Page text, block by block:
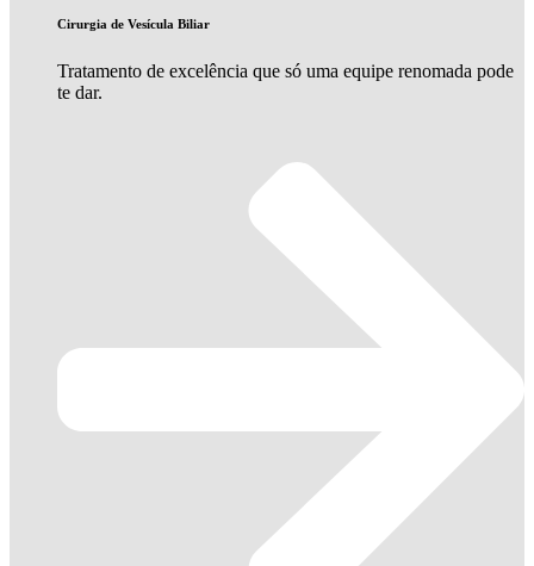
Cirurgia de Vesícula Biliar
Tratamento de excelência que só uma equipe renomada pode
te dar.